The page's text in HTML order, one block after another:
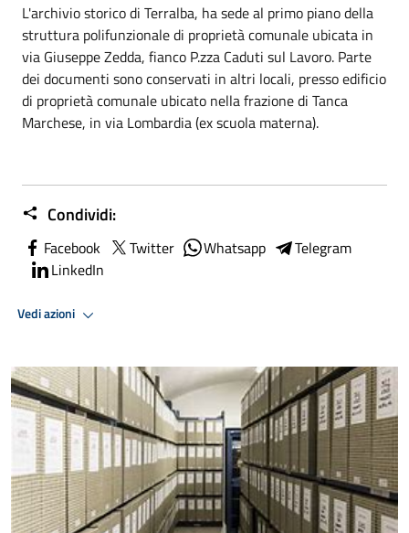
L'archivio storico di Terralba, ha sede al primo piano della
struttura polifunzionale di proprietà comunale ubicata in
via Giuseppe Zedda, fianco P.zza Caduti sul Lavoro. Parte
dei documenti sono conservati in altri locali, presso edificio
di proprietà comunale ubicato nella frazione di Tanca
Marchese, in via Lombardia (ex scuola materna).
Condividi:
Facebook Twitter Whatsapp
Telegram
LinkedIn
Vedi azioni